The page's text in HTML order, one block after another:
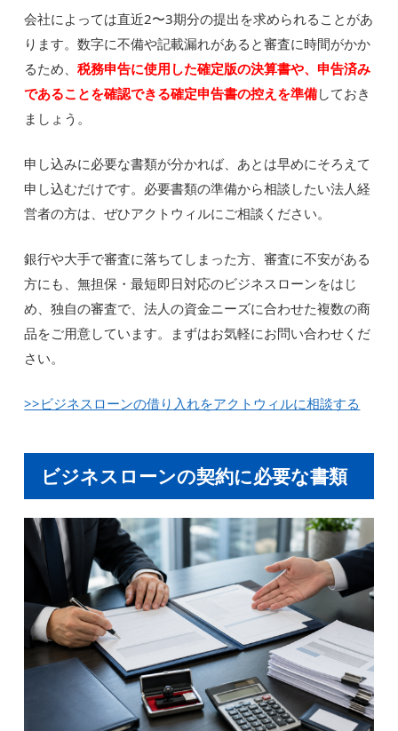
会社によっては直近2〜3期分の提出を求められることがあ
ります。数字に不備や記載漏れがあると審査に時間がかか
るため、税務申告に使用した確定版の決算書や、申告済み
であることを確認できる確定申告書の控えを準備しておき
ましょう。
申し込みに必要な書類が分かれば、あとは早めにそろえて
申し込むだけです。必要書類の準備から相談したい法人経
営者の方は、ぜひアクトウィルにご相談ください。
銀行や大手で審査に落ちてしまった方、審査に不安がある
方にも、無担保・最短即日対応のビジネスローンをはじ
め、独自の審査で、法人の資金ニーズに合わせた複数の商
品をご用意しています。まずはお気軽にお問い合わせくだ
さい。
>>ビジネスローンの借り入れをアクトウィルに相談する
ビジネスローンの契約に必要な書類